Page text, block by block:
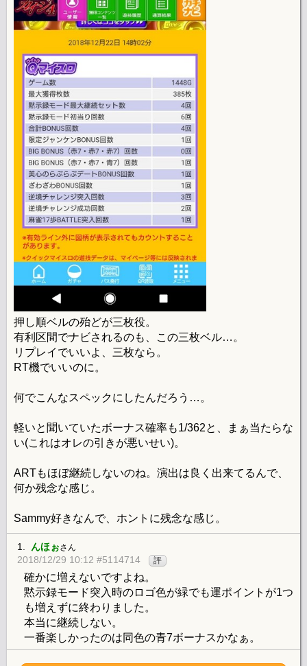
押し順ベルの殆どが三枚役。
有利区間でナビされるのも、この三枚ベル…。
リプレイでいいよ、三枚なら。
RT機でいいのに。
何でこんなスペックにしたんだろう…。
軽いと聞いていたボーナス確率も1/362と、まぁ当たらな
い(これはオレの引きが悪いせい)。
ARTもほぼ継続しないのね。演出は良く出来てるんで、
何か残念な感じ。
Sammy好きなんで、ホントに残念な感じ。
1. んほぉさん
2018/12/29 10:12 #5114714 評
確かに増えないですよね。
黙示録モード突入時のロゴ色が緑でも運ポイントが1つ
も増えずに終わりました。
本当に継続しない。
一番楽しかったのは同色の青7ボーナスかなぁ。